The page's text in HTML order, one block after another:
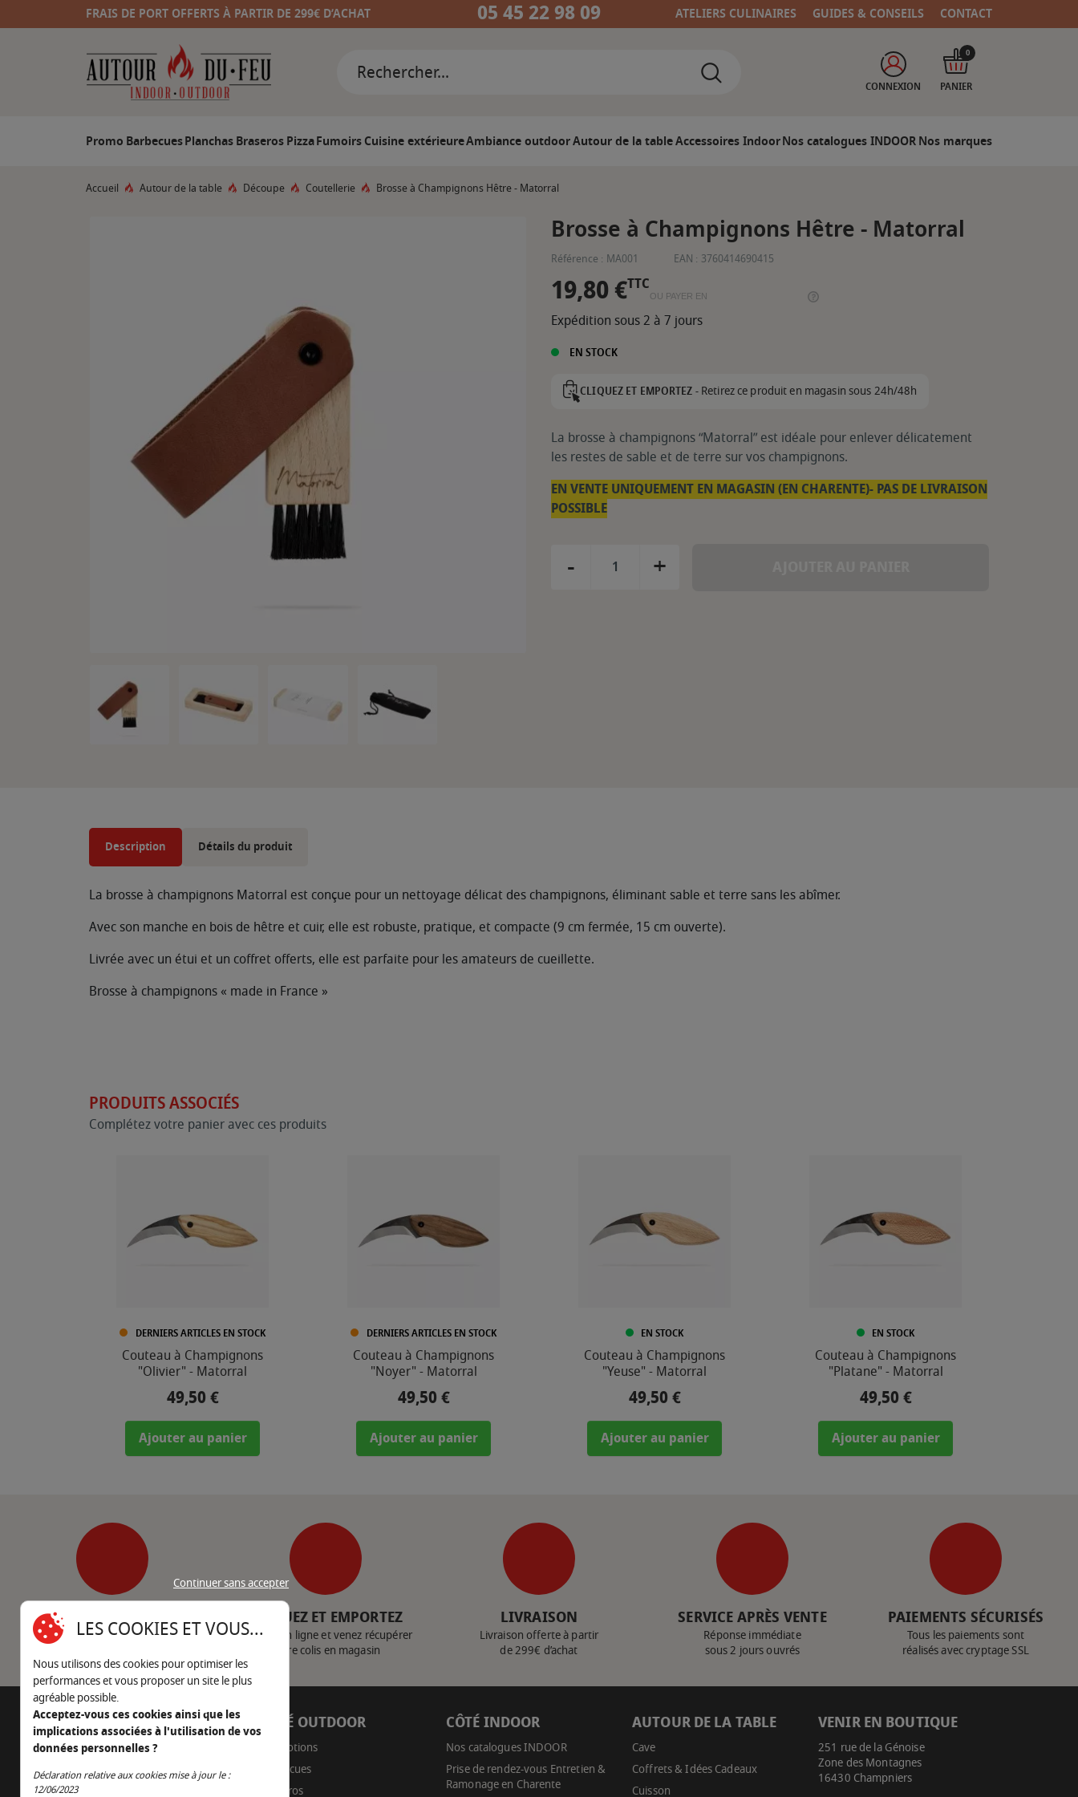
FRAIS DE PORT OFFERTS À PARTIR DE 299€ D’ACHAT 05 45 22 98 09 ATELIERS CULINAIRES GUIDES & CONSEILS CONTACT
CONNEXION PANIER
0
Promo BarbecuesPlanchasBraserosPizzaFumoirsCuisine extérieureAmbiance outdoorAutour de la tableAccessoires IndoorNos catalogues INDOORNos marques
Accueil Autour de la table Découpe Coutellerie Brosse à Champignons Hêtre - Matorral
Brosse à Champignons Hêtre - Matorral
Référence : MA001 EAN : 3760414690415
19,80 €TTC
OU PAYER EN
Expédition sous 2 à 7 jours
EN STOCK
CLIQUEZ ET EMPORTEZ -Retirez ce produit en magasin sous 24h/48h
La brosse à champignons “Matorral” est idéale pour enlever délicatement
les restes de sable et de terre sur vos champignons.
EN VENTE UNIQUEMENT EN MAGASIN (EN CHARENTE)- PAS DE LIVRAISON
POSSIBLE
- +
Description Détails du produit
La brosse à champignons Matorral est conçue pour un nettoyage délicat des champignons, éliminant sable et terre sans les abîmer.
Avec son manche en bois de hêtre et cuir, elle est robuste, pratique, et compacte (9 cm fermée, 15 cm ouverte).
Livrée avec un étui et un coffret offerts, elle est parfaite pour les amateurs de cueillette.
Brosse à champignons « made in France »
PRODUITS ASSOCIÉS
Complétez votre panier avec ces produits
DERNIERS ARTICLES EN STOCK
Couteau à Champignons
"Olivier" - Matorral
Prix
49,50 €
Ajouter au panier
DERNIERS ARTICLES EN STOCK
Couteau à Champignons
"Noyer" - Matorral
Prix
49,50 €
Ajouter au panier
EN STOCK
Couteau à Champignons
"Yeuse" - Matorral
Prix
49,50 €
Ajouter au panier
EN STOCK
Couteau à Champignons
"Platane" - Matorral
Prix
49,50 €
Ajouter au panier
SERVICE CLIENT
Nous contacter
CLIQUEZ ET EMPORTEZ
Achetez en ligne et venez récupérer
votre colis en magasin
LIVRAISON
Livraison offerte à partir
de 299€ d’achat
SERVICE APRÈS VENTE
Réponse immédiate
sous 2 jours ouvrés
PAIEMENTS SÉCURISÉS
Tous les paiements sont
réalisés avec cryptage SSL
AUTOUR DU FEU
05 45 22 98 09
Nous envoyer un e-mail
CÔTÉ OUTDOOR
Promotions
Barbecues
Braseros
CÔTÉ INDOOR
Nos catalogues INDOOR
Prise de rendez-vous Entretien &
Ramonage en Charente
AUTOUR DE LA TABLE
Cave
Coffrets & Idées Cadeaux
Cuisson
VENIR EN BOUTIQUE
251 rue de la Génoise
Zone des Montagnes
16430 Champniers
Continuer sans accepter
LES COOKIES ET VOUS...
Nous utilisons des cookies pour optimiser les
performances et vous proposer un site le plus
agréable possible.
Acceptez-vous ces cookies ainsi que les
implications associées à l'utilisation de vos
données personnelles ?
Déclaration relative aux cookies mise à jour le :
12/06/2023